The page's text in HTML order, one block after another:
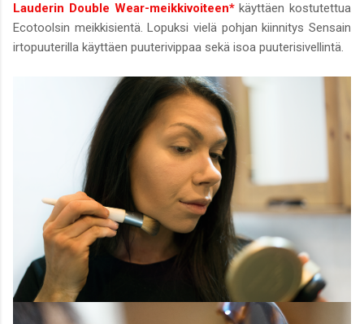
Lauderin Double Wear-meikkivoiteen*käyttäen kostutettua
Ecotoolsin meikkisientä. Lopuksi vielä pohjan kiinnitys Sensain
irtopuuterilla käyttäen puuterivippaa sekä isoa puuterisivellintä.